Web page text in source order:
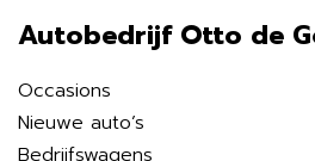
Autobedrijf Otto de
Occasions
Nieuwe auto’s
Bedrijfswagens